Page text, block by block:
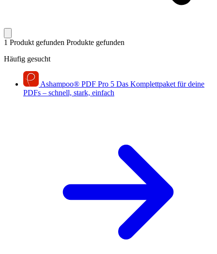
1 Produkt gefunden Produkte gefunden
Häufig gesucht
Ashampoo® PDF Pro 5 Das Komplettpaket für deine
PDFs – schnell, stark, einfach